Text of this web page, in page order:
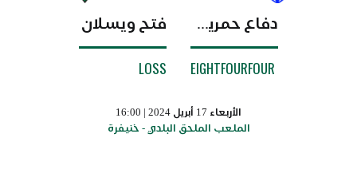
دفاع حمرية خنيفرة
EIGHTFOURFOUR
فتح ويسلان
LOSS
الأربعاء 17 أبريل 2024 | 16:00
الملعب الملحق البلدي - خنيفرة